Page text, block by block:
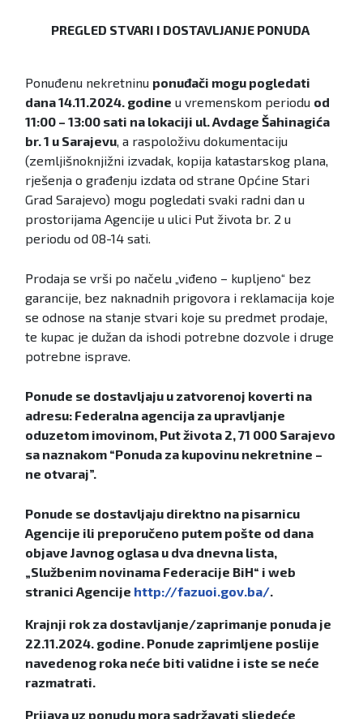
PREGLED STVARI I DOSTAVLJANJE PONUDA
Ponuđenu nekretninu ponuđači mogu pogledati
dana 14.11.2024. godine u vremenskom periodu od
11:00 – 13:00 sati na lokaciji ul. Avdage Šahinagića
br. 1 u Sarajevu, a raspoloživu dokumentaciju
(zemljišnoknjižni izvadak, kopija katastarskog plana,
rješenja o građenju izdata od strane Općine Stari
Grad Sarajevo) mogu pogledati svaki radni dan u
prostorijama Agencije u ulici Put života br. 2 u
periodu od 08-14 sati.
Prodaja se vrši po načelu „viđeno – kupljeno“ bez
garancije, bez naknadnih prigovora i reklamacija koje
se odnose na stanje stvari koje su predmet prodaje,
te kupac je dužan da ishodi potrebne dozvole i druge
potrebne isprave.
Ponude se dostavljaju u zatvorenoj koverti na
adresu: Federalna agencija za upravljanje
oduzetom imovinom, Put života 2, 71 000 Sarajevo
sa naznakom “Ponuda za kupovinu nekretnine –
ne otvaraj”.
Ponude se dostavljaju direktno na pisarnicu
Agencije ili preporučeno putem pošte od dana
objave Javnog oglasa u dva dnevna lista,
„Službenim novinama Federacije BiH“ i web
stranici Agencije http://fazuoi.gov.ba/.
Krajnji rok za dostavljanje/zaprimanje ponuda je
22.11.2024. godine. Ponude zaprimljene poslije
navedenog roka neće biti validne i iste se neće
razmatrati.
Prijava uz ponudu mora sadržavati sljedeće